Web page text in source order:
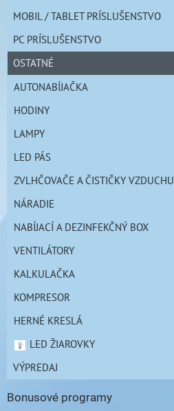
MOBIL / TABLET PRÍSLUŠENSTVO
PC PRÍSLUŠENSTVO
OSTATNÉ
AUTONABÍJAČKA
HODINY
LAMPY
LED PÁS
ZVLHČOVAČE A ČISTIČKY VZDUCHU
NÁRADIE
NABÍJACÍ A DEZINFEKČNÝ BOX
VENTILÁTORY
KALKULAČKA
KOMPRESOR
HERNÉ KRESLÁ
LED ŽIAROVKY
VÝPREDAJ
Bonusové programy